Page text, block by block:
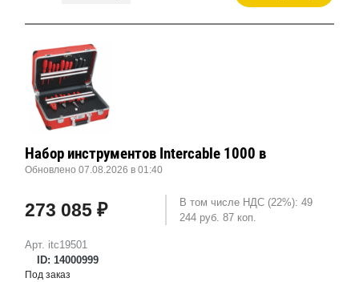
Арт. itc19501
ID: 14000999
Набор инструментов Intercable 1000 в
Обновлено 07.08.2026 в 01:40
273 085 ₽
В том числе НДС (22%): 49
244 руб. 87 коп.
Под заказ